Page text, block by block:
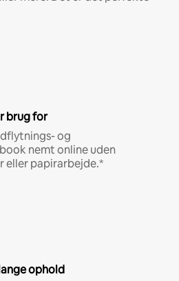
brug for
og
nemt online uden
eller papirarbejde.*
ophold